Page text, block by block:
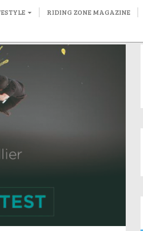
RIDING ZONE MAGAZINE